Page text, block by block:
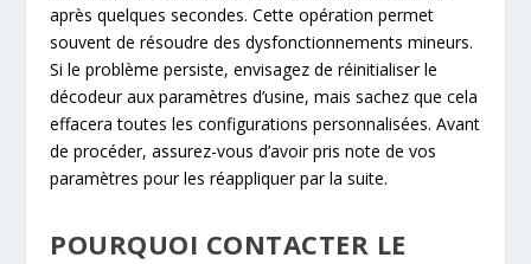
après quelques secondes. Cette opération permet
souvent de résoudre des dysfonctionnements mineurs.
Si le problème persiste, envisagez de réinitialiser le
décodeur aux paramètres d’usine, mais sachez que cela
effacera toutes les configurations personnalisées. Avant
de procéder, assurez-vous d’avoir pris note de vos
paramètres pour les réappliquer par la suite.
POURQUOI CONTACTER LE